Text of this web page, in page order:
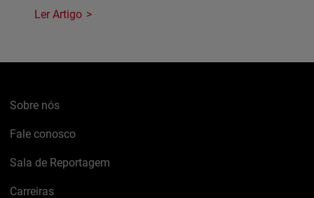
Ler Artigo
Sobre nós
Fale conosco
Sala de Reportagem
Carreiras